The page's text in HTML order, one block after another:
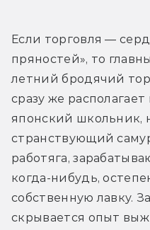
Если торговля —
пряностей», то
летний бродячий
сразу же
японский школьник,
странствующий
работяга,
когда-нибудь,
собственную лавку.
скрывается опыт